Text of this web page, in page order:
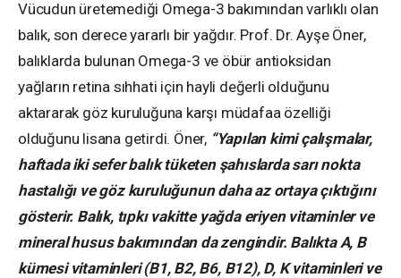
Vücudun üretemediği Omega-3 bakımından varlıklı olan
balık, son derece yararlı bir yağdır. Prof. Dr. Ayşe Öner,
balıklarda bulunan Omega-3 ve öbür antioksidan
yağların retina sıhhati için hayli değerli olduğunu
aktararak göz kuruluğuna karşı müdafaa özelliği
olduğunu lisana getirdi. Öner, “Yapılan kimi çalışmalar,
haftada iki sefer balık tüketen şahıslarda sarı nokta
hastalığı ve göz kuruluğunun daha az ortaya çıktığını
gösterir. Balık, tıpkı vakitte yağda eriyen vitaminler ve
mineral husus bakımından da zengindir. Balıkta A, B
kümesi vitaminleri (B1, B2, B6, B12), D, K vitaminleri ve